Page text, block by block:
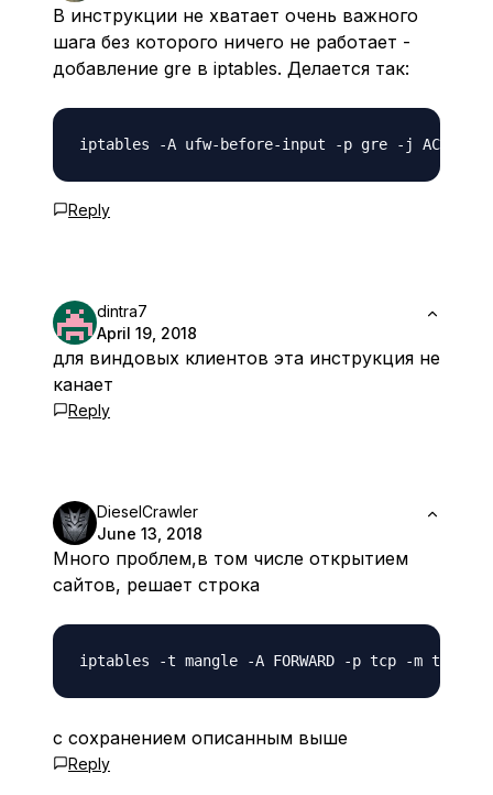
В инструкции не хватает очень важного
шага без которого ничего не работает -
добавление gre в iptables. Делается так:
Reply
dintra7
April 19, 2018
для виндовых клиентов эта инструкция не
канает
Reply
DieselCrawler
June 13, 2018
Много проблем,в том числе открытием
сайтов, решает строка
с сохранением описанным выше
Reply